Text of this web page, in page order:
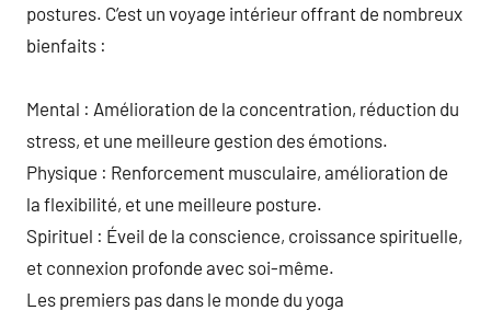
postures. C’est un voyage intérieur offrant de nombreux
bienfaits :
Mental : Amélioration de la concentration, réduction du
stress, et une meilleure gestion des émotions.
Physique : Renforcement musculaire, amélioration de
la flexibilité, et une meilleure posture.
Spirituel : Éveil de la conscience, croissance spirituelle,
et connexion profonde avec soi-même.
Les premiers pas dans le monde du yoga